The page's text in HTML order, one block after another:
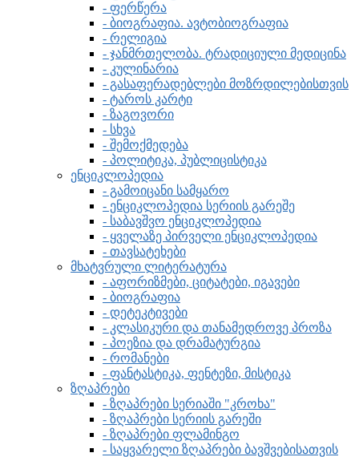
- ფერწერა
- ბიოგრაფია. ავტობიოგრაფია
- რელიგია
- ჯანმრთელობა. ტრადიციული მედიცინა
- კულინარია
- გასაფერადებლები მოზრდილებისთვის
- ტაროს კარტი
- ზაგოვორი
- სხვა
- შემოქმედება
- პოლიტიკა, პუბლიცისტიკა
ენციკლოპედია
- გამოიცანი სამყარო
- ენციკლოპედია სერიის გარეშე
- საბავშვო ენციკლოპედია
- ყველაზე პირველი ენციკლოპედია
- თავსატეხები
მხატვრული ლიტერატურა
- აფორიზმები, ციტატები, იგავები
- ბიოგრაფია
- დეტეკტივები
- კლასიკური და თანამედროვე პროზა
- პოეზია და დრამატურგია
- რომანები
- ფანტასტიკა, ფენტეზი, მისტიკა
ზღაპრები
- ზღაპრები სერიაში "კროხა"
- ზღაპრები სერიის გარეში
- ზღაპრები ფლამინგო
- საყვარელი ზღაპრები ბავშვებისათვის